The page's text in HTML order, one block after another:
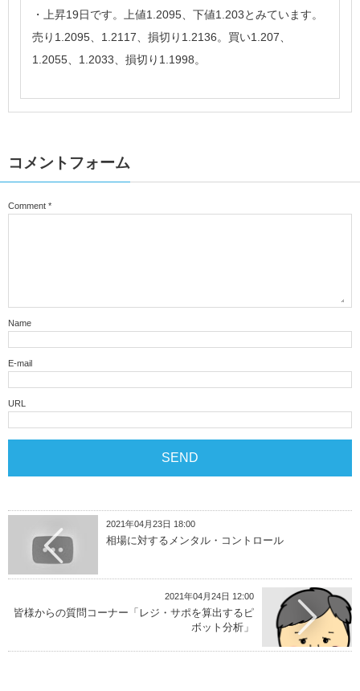
・上昇19日です。上値1.2095、下値1.203とみています。
売り1.2095、1.2117、損切り1.2136。買い1.207、
1.2055、1.2033、損切り1.1998。
コメントフォーム
Comment *
Name
E-mail
URL
2021年04月23日 18:00
相場に対するメンタル・コントロール
2021年04月24日 12:00
皆様からの質問コーナー「レジ・サポを算出するピ
ボット分析」